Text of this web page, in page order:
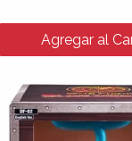
Agregar al